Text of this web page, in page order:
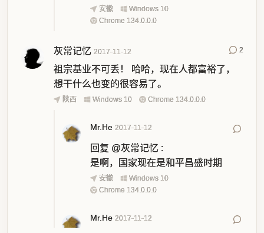
安徽
Windows 10
Chrome 134.0.0.0
灰常记忆 2017-11-12 2
祖宗基业不可丢！ 哈哈，现在人都富裕了，
想干什么也变的很容易了。
陕西 Windows 10 Chrome 134.0.0.0
Mr.He 2017-11-12
回复 @灰常记忆 :
是啊，国家现在是和平昌盛时期
安徽
Windows 10
Chrome 134.0.0.0
Mr.He 2017-11-12